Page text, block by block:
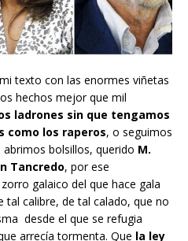
texto con las enormes viñetas
hechos mejor que mil
ladrones sin que tengamos
como los raperos, o seguimos
bolsillos, querido M.
Tancredo, por ese
galaico del que hace gala
tal calibre, de tal calado, que no
desde el que se refugia
arrecía tormenta. Que la ley